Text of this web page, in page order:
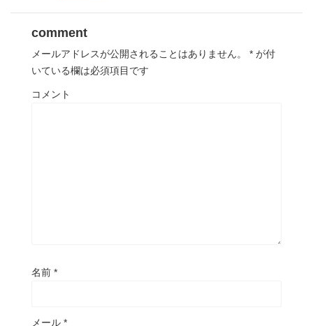
comment
メールアドレスが公開されることはありません。 * が付
いている欄は必須項目です
コメント
名前 *
メール *